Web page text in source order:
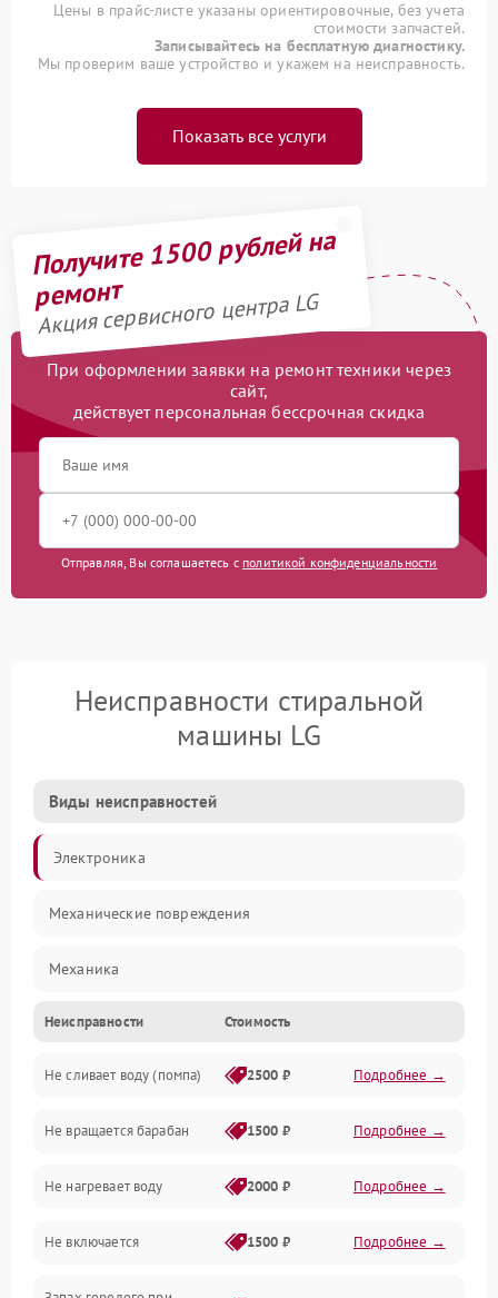
Цены в прайс-листе указаны ориентировочные, без учета
стоимости запчастей.
Записывайтесь на бесплатную диагностику.
Мы проверим ваше устройство и укажем на неисправность.
Показать все услуги
Получите 1500 рублей на
ремонт
Акция сервисного центра LG
При оформлении заявки на ремонт техники через
сайт,
действует персональная бессрочная скидка
Отправляя, Вы соглашаетесь с политикой конфиденциальности
Неисправности стиральной
машины LG
Виды неисправностей
Электроника
Механические повреждения
Механика
Электропитание
Водоснабжение
Слив
Программное обеспечение
Неисправности Стоимость
Не сливает воду (помпа) 2500 ₽ Подробнее →
Не вращается барабан 1500 ₽ Подробнее →
Не нагревает воду 2000 ₽ Подробнее →
Не включается 1500 ₽ Подробнее →